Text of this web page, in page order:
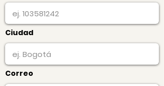
Ciudad
Correo